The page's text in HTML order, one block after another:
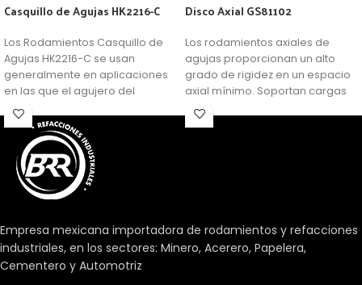
Casquillo de Agujas HK2216-C
Los Rodamientos Casquillo de
Agujas HK2216-C se usan
generalmente en aplicaciones
en las que el agujero del
soporte no se puede usar como
camino de rodadura de una
corona de agujas, pero se
requiere una disposición de
rodamientos muy compacta y
económica.
Disco Axial GS81102
Los rodamientos axiales de
agujas proporcionan un alto
grado de rigidez en un espacio
axial mínimo. Soportan cargas
axiales elevadas. El rodamiento
de agujas es un rodamiento de
útil del rodamiento. Los
rodamientos facilitan el
Empresa mexicana importadora de rodamientos y refacciones
industriales, en los sectores: Minero, Acerero, Papelera,
Cementero y Automotriz